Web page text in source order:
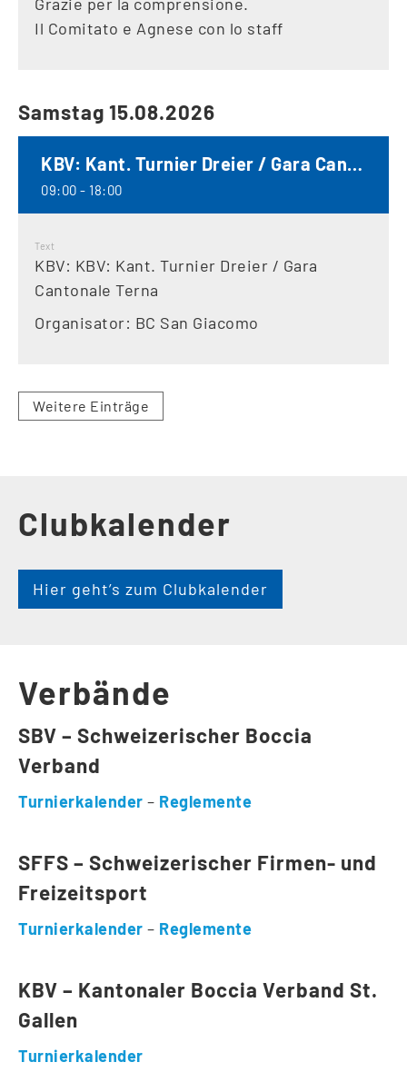
Il Comitato e Agnese con lo staff
Samstag 15.08.2026
KBV: Kant. Turnier Dreier / Gara Cantonale Terna
09:00 - 18:00
Text
KBV: KBV: Kant. Turnier Dreier / Gara
Cantonale Terna
Organisator: BC San Giacomo
Weitere Einträge
Clubkalender
Hier geht’s zum Clubkalender
Verbände
SBV – Schweizerischer Boccia
Verband
Turnierkalender – Reglemente
SFFS – Schweizerischer Firmen- und
Freizeitsport
Turnierkalender – Reglemente
KBV – Kantonaler Boccia Verband St.
Gallen
Turnierkalender